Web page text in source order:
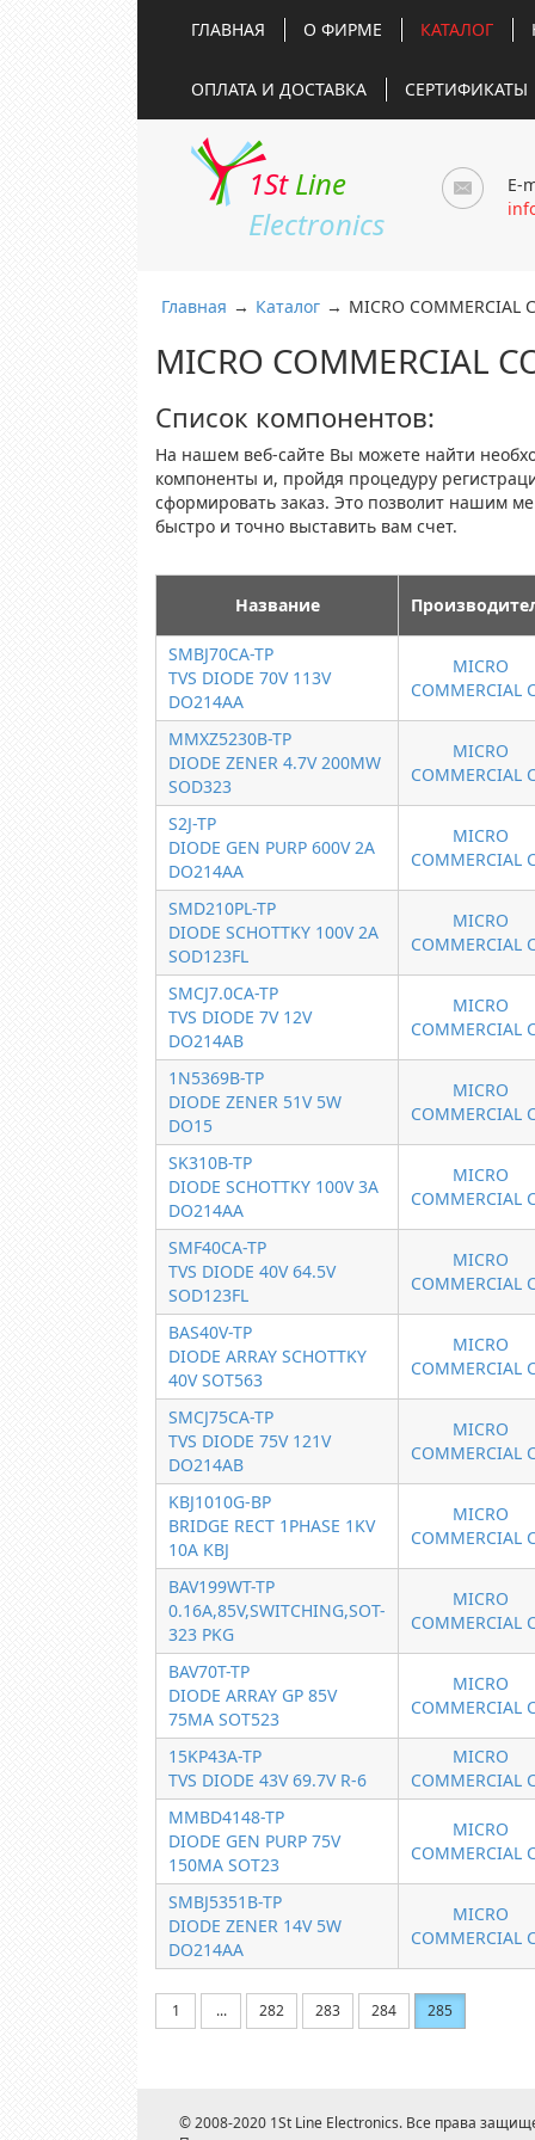
ГЛАВНАЯ О ФИРМЕ КАТАЛОГ
ОПЛАТА И ДОСТАВКА СЕРТИФИКАТЫ
1St Line
Electronics
E-
Главная → Каталог → MICRO COMMERCIAL
MICRO COMMERCIAL
Список компонентов:
На нашем веб-сайте Вы можете найти
компоненты и, пройдя процедуру
сформировать заказ. Это позволит нашим
быстро и точно выставить вам счет.
Название
SMBJ70CA-TP
TVS DIODE 70V 113V
DO214AA
MICRO
COMMERCIAL
MMXZ5230B-TP
DIODE ZENER 4.7V 200MW
SOD323
MICRO
COMMERCIAL
S2J-TP
DIODE GEN PURP 600V 2A
DO214AA
MICRO
COMMERCIAL
SMD210PL-TP
DIODE SCHOTTKY 100V 2A
SOD123FL
MICRO
COMMERCIAL
SMCJ7.0CA-TP
TVS DIODE 7V 12V
DO214AB
MICRO
COMMERCIAL
1N5369B-TP
DIODE ZENER 51V 5W
DO15
MICRO
COMMERCIAL
SK310B-TP
DIODE SCHOTTKY 100V 3A
DO214AA
MICRO
COMMERCIAL
SMF40CA-TP
TVS DIODE 40V 64.5V
SOD123FL
MICRO
COMMERCIAL
BAS40V-TP
DIODE ARRAY SCHOTTKY
40V SOT563
MICRO
COMMERCIAL
SMCJ75CA-TP
TVS DIODE 75V 121V
DO214AB
MICRO
COMMERCIAL
KBJ1010G-BP
BRIDGE RECT 1PHASE 1KV
10A KBJ
MICRO
COMMERCIAL
BAV199WT-TP
0.16A,85V,SWITCHING,SOT-
323 PKG
MICRO
COMMERCIAL
BAV70T-TP
DIODE ARRAY GP 85V
75MA SOT523
MICRO
COMMERCIAL
15KP43A-TP
TVS DIODE 43V 69.7V R-6
MICRO
COMMERCIAL
MMBD4148-TP
DIODE GEN PURP 75V
150MA SOT23
MICRO
COMMERCIAL
SMBJ5351B-TP
DIODE ZENER 14V 5W
DO214AA
MICRO
COMMERCIAL
1 ... 282 283 284 285
© 2008-2020 1St Line Electronics. Все права